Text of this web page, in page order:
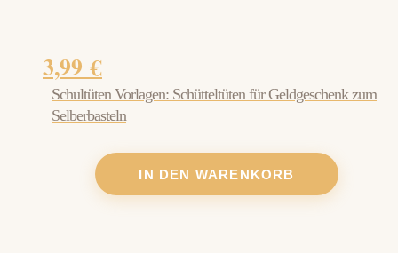
3,99€
Schultüten Vorlagen: Schütteltüten für Geldgeschenk zum
Selberbasteln
IN DEN WARENKORB